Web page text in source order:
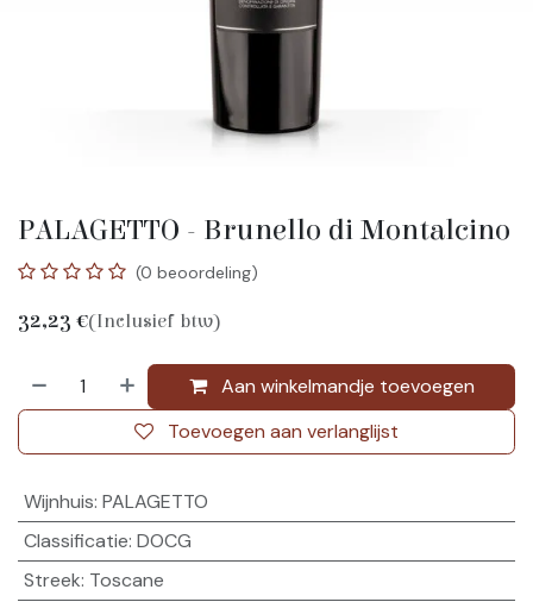
PALAGETTO - Brunello di Montalcino
(0 beoordeling)
32,23 €(Inclusief btw)
Aan winkelmandje toevoegen
Toevoegen aan verlanglijst
Wijnhuis: PALAGETTO
Classificatie: DOCG
Streek: Toscane